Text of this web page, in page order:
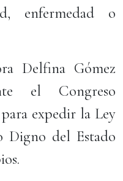
enfermedad o
Delfina Gómez
el Congreso
expedir la Ley
Digno del Estado